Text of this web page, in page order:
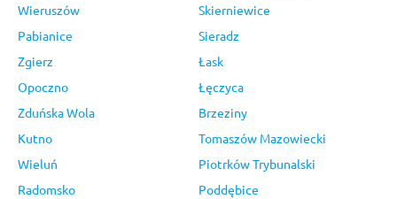
Wieruszów
Skierniewice
Pabianice
Sieradz
Zgierz
Łask
Opoczno
Łęczyca
Zduńska Wola
Brzeziny
Kutno
Tomaszów Mazowiecki
Wieluń
Piotrków Trybunalski
Radomsko
Poddębice